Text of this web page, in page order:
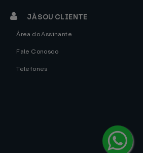
JÁ SOU CLIENTE
Área do Assinante
Fale Conosco
Telefones